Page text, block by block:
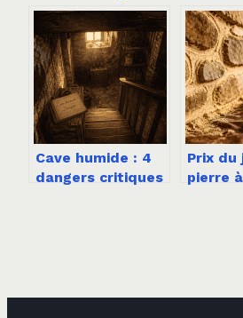
pratique pour
bien choisir
de
Cave humide : 4
dangers critiques
Prix du
pierre